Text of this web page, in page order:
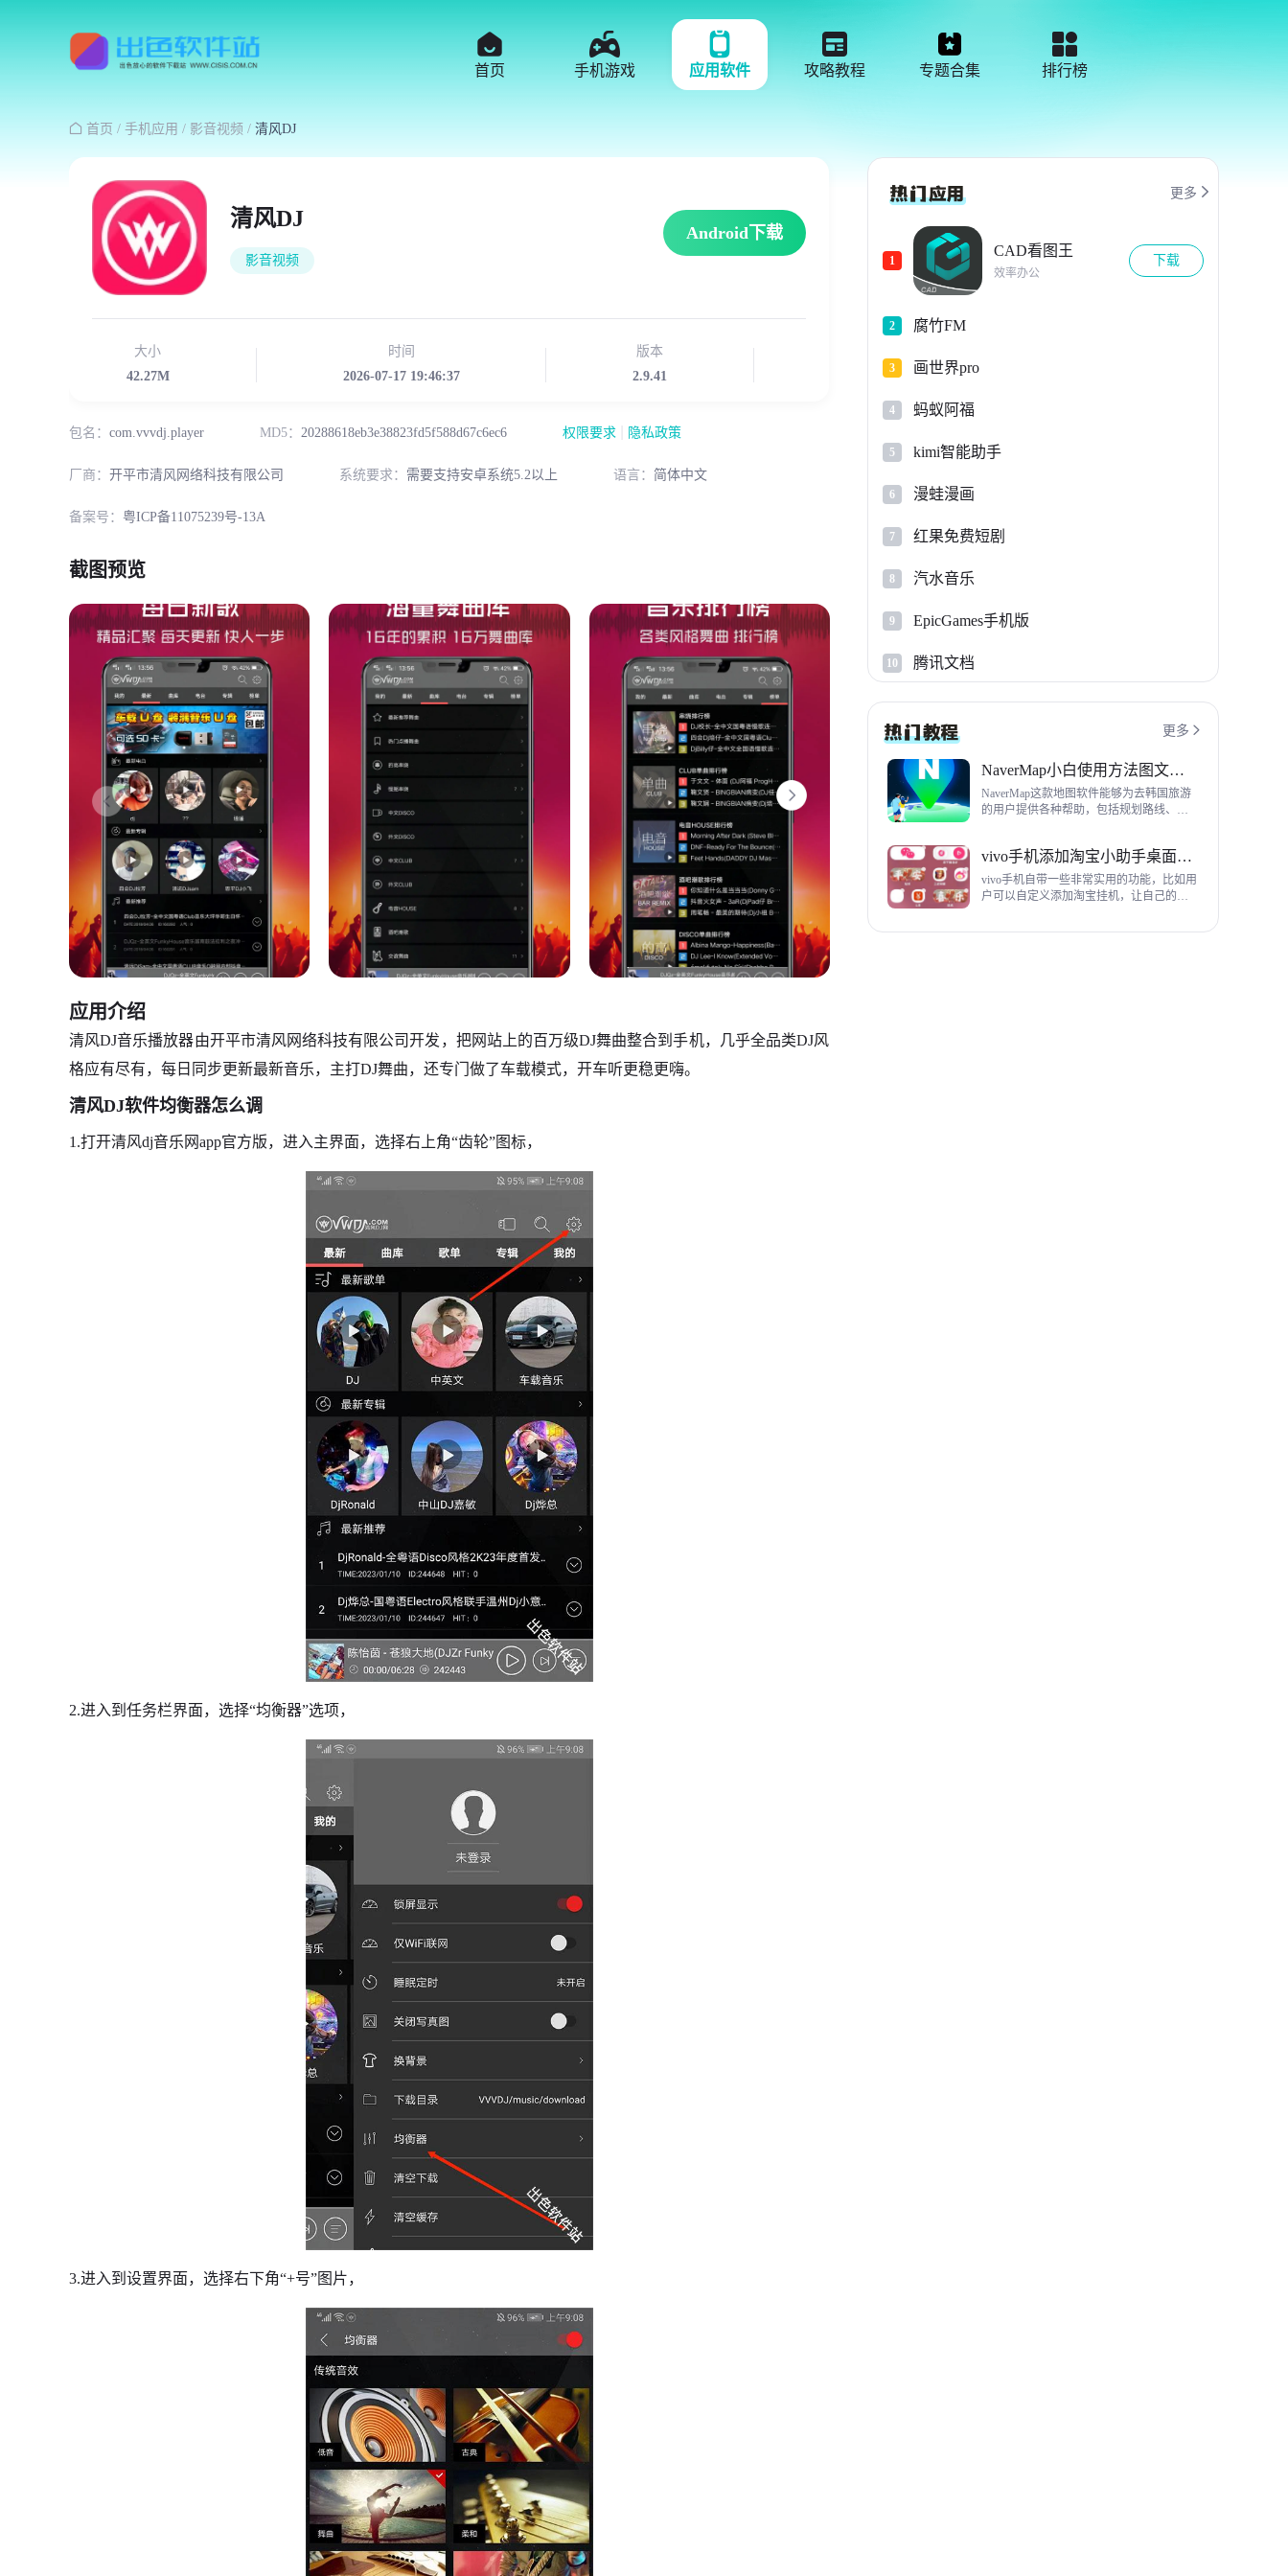
首页 手机游戏 应用软件 攻略教程 专题合集 排行榜
 首页 / 手机应用 / 影音视频 / 清风DJ
清风DJ
影音视频
Android下载
大小
42.27M
时间
2026-07-17 19:46:37
版本
2.9.41
包名： com.vvvdj.player MD5： 20288618eb3e38823fd5f588d67c6ec6 权限要求 隐私政策
厂商： 开平市清风网络科技有限公司 系统要求： 需要支持安卓系统5.2以上 语言： 简体中文
备案号： 粤ICP备11075239号-13A
截图预览
应用介绍
清风DJ音乐播放器由开平市清风网络科技有限公司开发，把网站上的百万级DJ舞曲整合到手机，几乎全品类DJ风
格应有尽有，每日同步更新最新音乐，主打DJ舞曲，还专门做了车载模式，开车听更稳更嗨。
清风DJ软件均衡器怎么调
1.打开清风dj音乐网app官方版，进入主界面，选择右上角“齿轮”图标，
2.进入到任务栏界面，选择“均衡器”选项，
3.进入到设置界面，选择右下角“+号”图片，
更多 
1
CAD看图王
效率办公
下载
2 腐竹FM
3 画世界pro
4 蚂蚁阿福
5 kimi智能助手
6 漫蛙漫画
7 红果免费短剧
8 汽水音乐
9 EpicGames手机版
10 腾讯文档
更多 
NaverMap小白使用方法图文教程
NaverMap这款地图软件能够为去韩国旅游
的用户提供各种帮助，包括规划路线、导
教程，希望对各位有帮助。
vivo手机添加淘宝小助手桌面挂件方法
vivo手机自带一些非常实用的功能，比如用
户可以自定义添加淘宝挂机，让自己的购
相当方便，下面为大家带来添加淘宝小助